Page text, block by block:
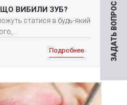
ЗАДАТЬ ВОПРОС
ВИБИЛИ ЗУБ?
статися в будь-який
Подробнее